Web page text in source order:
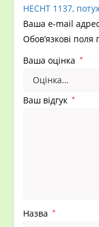
HECHT 1137,
Ваша e-mail
Обов’язкові поля
Ваша оцінка *
Ваш відгук *
Назва *